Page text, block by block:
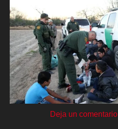
Deja un comentario